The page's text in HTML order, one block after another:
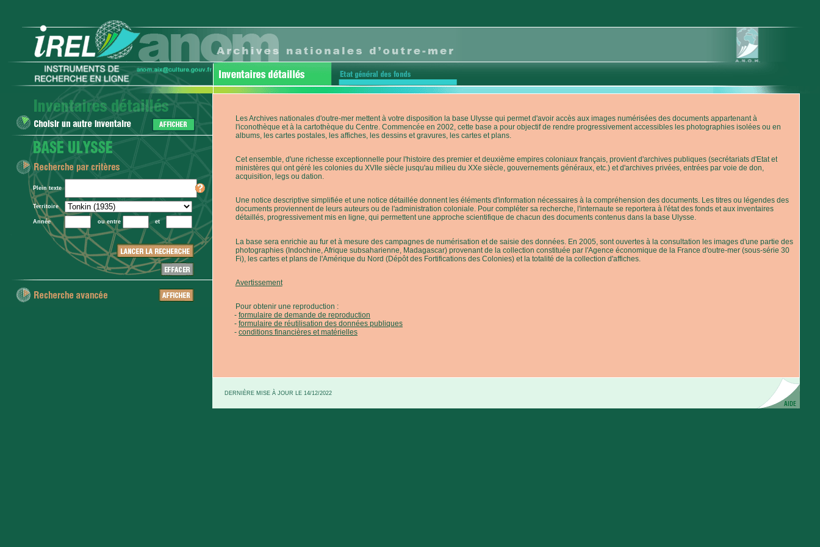
Plein texte
Territoire
Année ou entre et
Les Archives nationales d'outre-mer mettent à votre disposition la base Ulysse qui permet d'avoir accès aux images numérisées des documents appartenant à
l'iconothèque et à la cartothèque du Centre. Commencée en 2002, cette base a pour objectif de rendre progressivement accessibles les photographies isolées ou en
albums, les cartes postales, les affiches, les dessins et gravures, les cartes et plans.
Cet ensemble, d'une richesse exceptionnelle pour l'histoire des premier et deuxième empires coloniaux français, provient d'archives publiques (secrétariats d'Etat et
ministères qui ont géré les colonies du XVIIe siècle jusqu'au milieu du XXe siècle, gouvernements généraux, etc.) et d'archives privées, entrées par voie de don,
acquisition, legs ou dation.
Une notice descriptive simplifiée et une notice détaillée donnent les éléments d'information nécessaires à la compréhension des documents. Les titres ou légendes des
documents proviennent de leurs auteurs ou de l'administration coloniale. Pour compléter sa recherche, l'internaute se reportera à l'état des fonds et aux inventaires
détaillés, progressivement mis en ligne, qui permettent une approche scientifique de chacun des documents contenus dans la base Ulysse.
La base sera enrichie au fur et à mesure des campagnes de numérisation et de saisie des données. En 2005, sont ouvertes à la consultation les images d'une partie des
photographies (Indochine, Afrique subsaharienne, Madagascar) provenant de la collection constituée par l'Agence économique de la France d'outre-mer (sous-série 30
Fi), les cartes et plans de l'Amérique du Nord (Dépôt des Fortifications des Colonies) et la totalité de la collection d'affiches.
Avertissement
Pour obtenir une reproduction :
formulaire de demande de reproduction
formulaire de réutilisation des données publiques
conditions financières et matérielles
DERNIÈRE MISE À JOUR LE 14/12/2022